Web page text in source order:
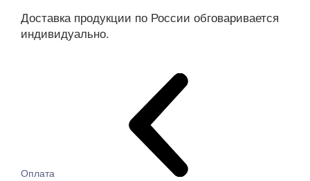
Доставка продукции по России обговаривается
индивидуально.
Оплата